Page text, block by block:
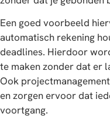
Een goed voorbeeld
automatisch rekening
deadlines. Hierdoor
te maken zonder dat er
Ook
en zorgen ervoor dat
voortgang.